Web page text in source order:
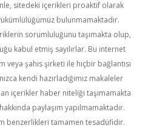
sitedeki içerikleri proaktif olarak
bulunmamaktadır.
sorumluluğunu taşımakta olup,
kabul etmiş sayılırlar. Bu internet
şahıs şirketi ile hiçbir bağlantısı
kendi hazırladığımız makaleler
içerikler haber niteliği taşımamakta
paylaşım yapılmamaktadır.
benzerlikleri tamamen tesadüfidir.